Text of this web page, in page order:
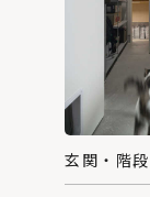
玄関・階